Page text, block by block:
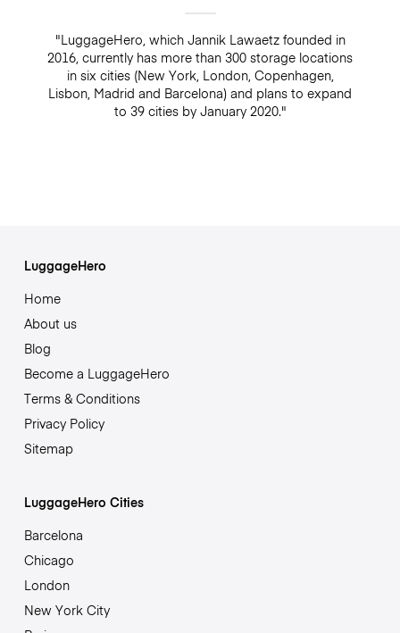
"LuggageHero, which Jannik Lawaetz founded in
2016, currently has more than 300 storage locations
in six cities (New York, London, Copenhagen,
Lisbon, Madrid and Barcelona) and plans to expand
to 39 cities by January 2020."
LuggageHero
Home
About us
Blog
Become a LuggageHero
Terms & Conditions
Privacy Policy
Sitemap
LuggageHero Cities
Barcelona
Chicago
London
New York City